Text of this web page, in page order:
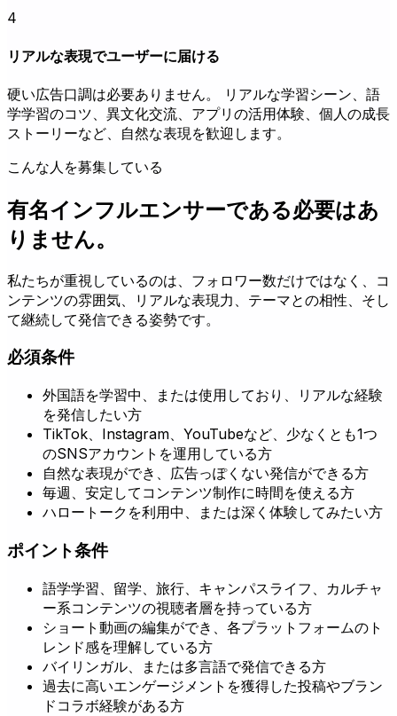
4
リアルな表現でユーザーに届ける
硬い広告口調は必要ありません。 リアルな学習シーン、語
学学習のコツ、異文化交流、アプリの活用体験、個人の成長
ストーリーなど、自然な表現を歓迎します。
こんな人を募集している
有名インフルエンサーである必要はあ
りません。
私たちが重視しているのは、フォロワー数だけではなく、コ
ンテンツの雰囲気、リアルな表現力、テーマとの相性、そし
て継続して発信できる姿勢です。
必須条件
外国語を学習中、または使用しており、リアルな経験
を発信したい方
TikTok、Instagram、YouTubeなど、少なくとも1つ
のSNSアカウントを運用している方
自然な表現ができ、広告っぽくない発信ができる方
毎週、安定してコンテンツ制作に時間を使える方
ハロートークを利用中、または深く体験してみたい方
ポイント条件
語学学習、留学、旅行、キャンパスライフ、カルチャ
ー系コンテンツの視聴者層を持っている方
ショート動画の編集ができ、各プラットフォームのト
レンド感を理解している方
バイリンガル、または多言語で発信できる方
過去に高いエンゲージメントを獲得した投稿やブラン
ドコラボ経験がある方